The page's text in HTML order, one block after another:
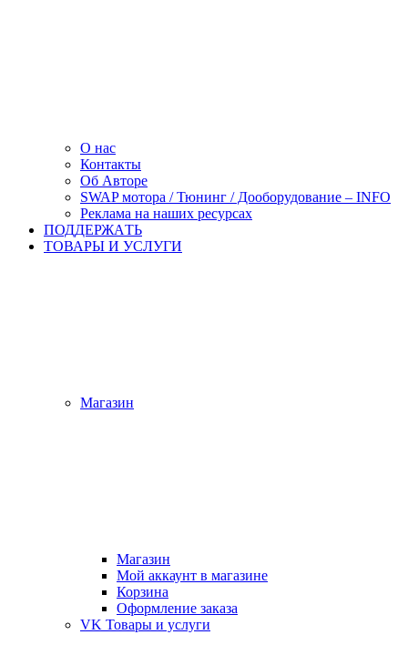
О нас
Контакты
Об Авторе
SWAP мотора / Тюнинг / Дооборудование – INFO
Реклама на наших ресурсах
ПОДДЕРЖАTЬ
ТОВАРЫ И УСЛУГИ
Магазин
Магазин
Мой аккаунт в магазине
Корзина
Оформление заказа
VK Товары и услуги